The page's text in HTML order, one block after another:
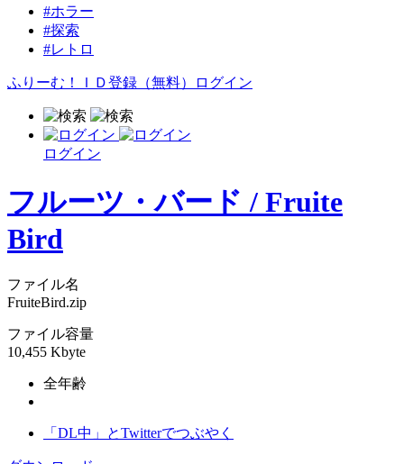
#ホラー
#探索
#レトロ
ふりーむ！ＩＤ登録（無料） ログイン
ログイン
フルーツ・バード / Fruite
Bird
ファイル名
FruiteBird.zip
ファイル容量
10,455 Kbyte
全年齢
「DL中」とTwitterでつぶやく